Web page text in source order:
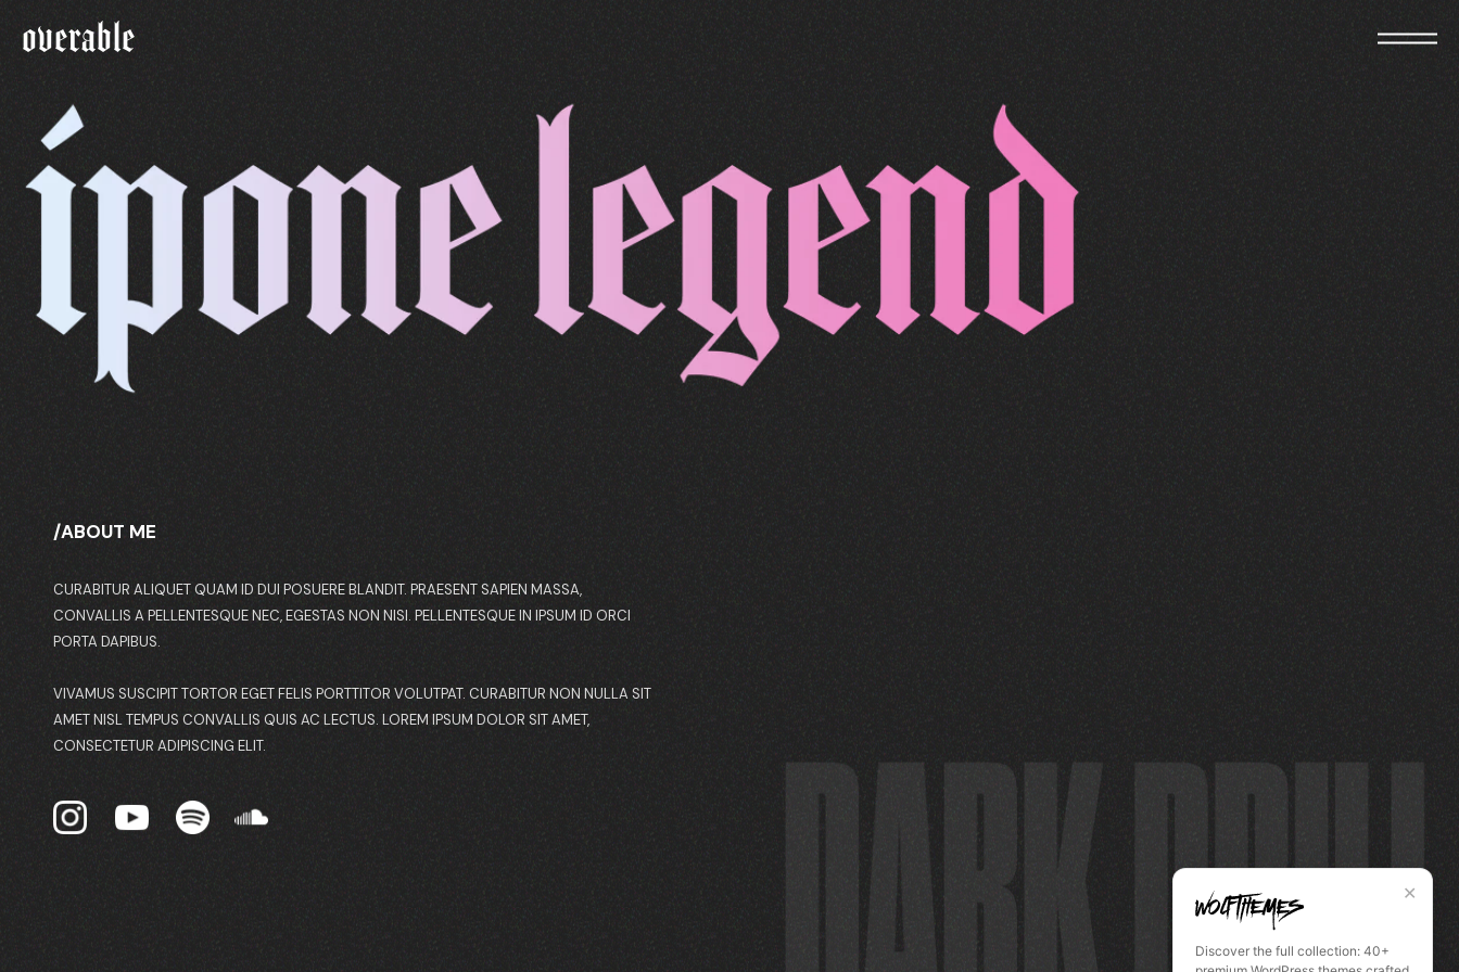
overable
CURABITUR ALIQUET QUAM ID DUI POSUERE BLANDIT. PRAESENT SAPIEN MASSA,
CONVALLIS A PELLENTESQUE NEC, EGESTAS NON NISI. PELLENTESQUE IN IPSUM ID ORCI
PORTA DAPIBUS.
VIVAMUS SUSCIPIT TORTOR EGET FELIS PORTTITOR VOLUTPAT. CURABITUR NON NULLA SIT
AMET NISL TEMPUS CONVALLIS QUIS AC LECTUS. LOREM IPSUM DOLOR SIT AMET,
CONSECTETUR ADIPISCING ELIT.
/ABOUT ME
✕
Discover the full collection: 40+